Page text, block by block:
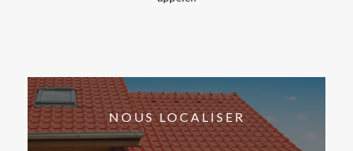
NOUS LOCALISER